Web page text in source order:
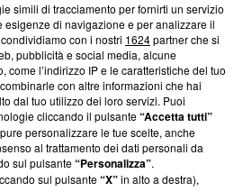
trasparenti su Blasting
editoriali e su come ci impegniamo a
afferma la nostra aderenza a
Integrity’Blasting News non è
ma ha richiesto di farne
ancora effettuato una verifica di
simili di tracciamento per fornirti un servizio
esigenze di navigazione e per analizzare il
con i nostri 1624partner che si
pubblicità e social media, alcune
come l’indirizzo IP e le caratteristiche del tuo
con altre informazioni che hai
dal tuo utilizzo dei loro servizi. Puoi
cliccando il pulsante“Accetta tutti”
personalizzare le tue scelte, anche
al trattamento dei dati personali da
sul pulsante“Personalizza”.
sul pulsante“X”in alto a destra),